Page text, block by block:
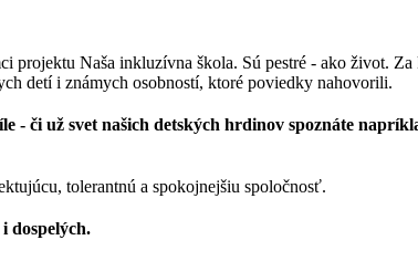
projektu Naša inkluzívna škola. Sú pestré - ako život.
detí i známych osobností, ktoré poviedky nahovorili.
- či už svet našich detských hrdinov spoznáte
tolerantnú a spokojnejšiu spoločnosť.
dospelých.